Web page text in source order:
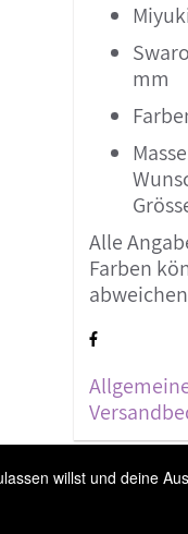
mm
Alle
Farben
willst und deine